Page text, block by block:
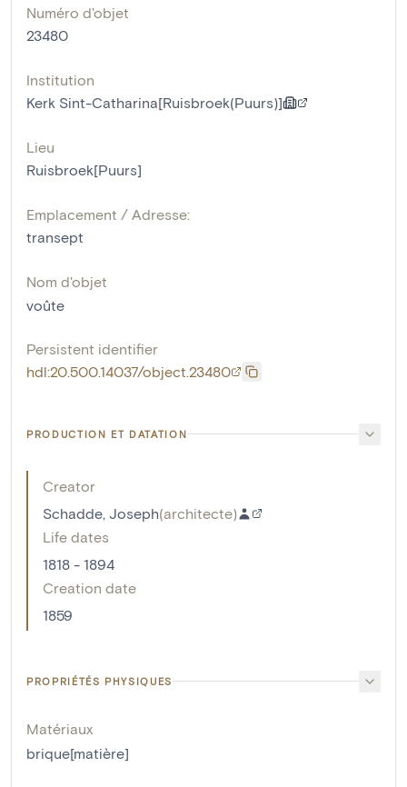
Numéro d'objet
23480
Institution
Kerk Sint-Catharina[Ruisbroek(Puurs)]
Lieu
Ruisbroek[Puurs]
Emplacement / Adresse:
transept
Nom d'objet
voûte
Persistent identifier
hdl:20.500.14037/object.23480
PRODUCTION ET DATATION
Creator
Schadde, Joseph(architecte)
Life dates
1818 - 1894
Creation date
1859
PROPRIÉTÉS PHYSIQUES
Matériaux
brique[matière]